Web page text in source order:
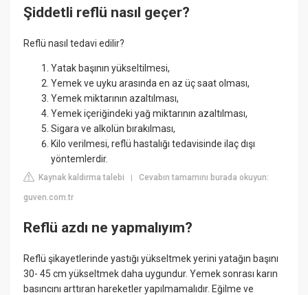
Şiddetli reflü nasıl geçer?
Reflü nasıl tedavi edilir?
Yatak başının yükseltilmesi,
Yemek ve uyku arasında en az üç saat olması,
Yemek miktarının azaltılması,
Yemek içeriğindeki yağ miktarının azaltılması,
Sigara ve alkolün bırakılması,
Kilo verilmesi, reflü hastalığı tedavisinde ilaç dışı
yöntemlerdir.
Kaynak kaldırma talebi |Cevabın tamamını burada okuyun:
guven.com.tr
Reflü azdı ne yapmalıyım?
Reflü şikayetlerinde yastığı yükseltmek yerini yatağın başını
30- 45 cm yükseltmek daha uygundur. Yemek sonrası karın
basıncını arttıran hareketler yapılmamalıdır. Eğilme ve